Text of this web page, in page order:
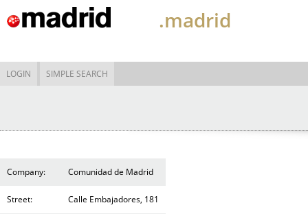
.madrid
LOGIN SIMPLE SEARCH
Company: Comunidad de Madrid
Street: Calle Embajadores, 181